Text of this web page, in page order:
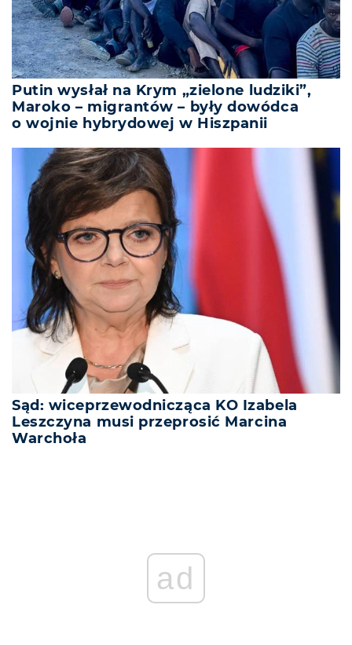
Putin wysłał na Krym „zielone ludziki”,
Maroko – migrantów – były dowódca
o wojnie hybrydowej w Hiszpanii
Sąd: wiceprzewodnicząca KO Izabela
Leszczyna musi przeprosić Marcina
Warchoła
ad